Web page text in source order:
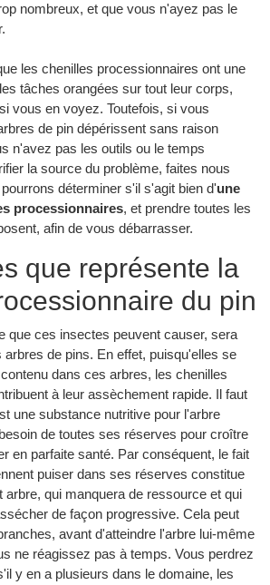
nombreux, et que vous n'ayez pas le
les chenilles processionnaires ont une
tâches orangées sur tout leur corps,
vous en voyez. Toutefois, si vous
de pin dépérissent sans raison
n'avez pas les outils ou le temps
la source du problème, faites nous
déterminer s'il s'agit bien d'une
processionnaires, et prendre toutes les
afin de vous débarrasser.
que représente la
du pin
que ces insectes peuvent causer, sera
arbres de pins. En effet, puisqu'elles se
dans ces arbres, les chenilles
à leur assèchement rapide. Il faut
une substance nutritive pour l'arbre
de toutes ses réserves pour croître
en parfaite santé. Par conséquent, le fait
puiser dans ses réserves constitue
arbre, qui manquera de ressource et qui
de façon progressive. Cela peut
avant d'atteindre l'arbre lui-même
ne réagissez pas à temps. Vous perdrez
y en a plusieurs dans le domaine, les